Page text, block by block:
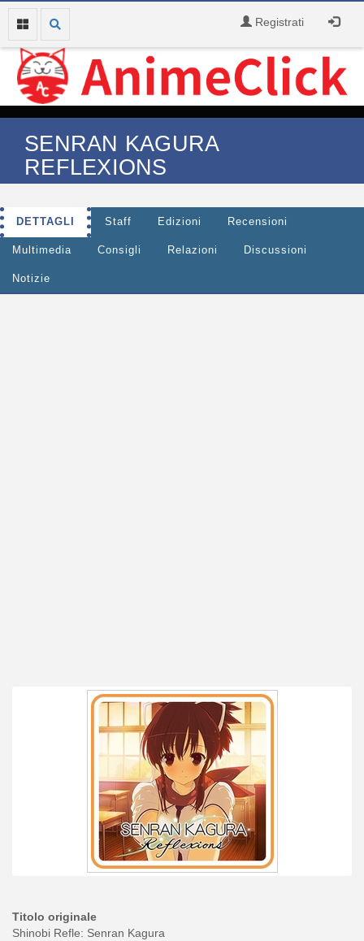
Registrati
SENRAN KAGURA
REFLEXIONS
DETTAGLI Staff Edizioni Recensioni
Multimedia Consigli Relazioni Discussioni
Notizie
Titolo originale
Shinobi Refle: Senran Kagura